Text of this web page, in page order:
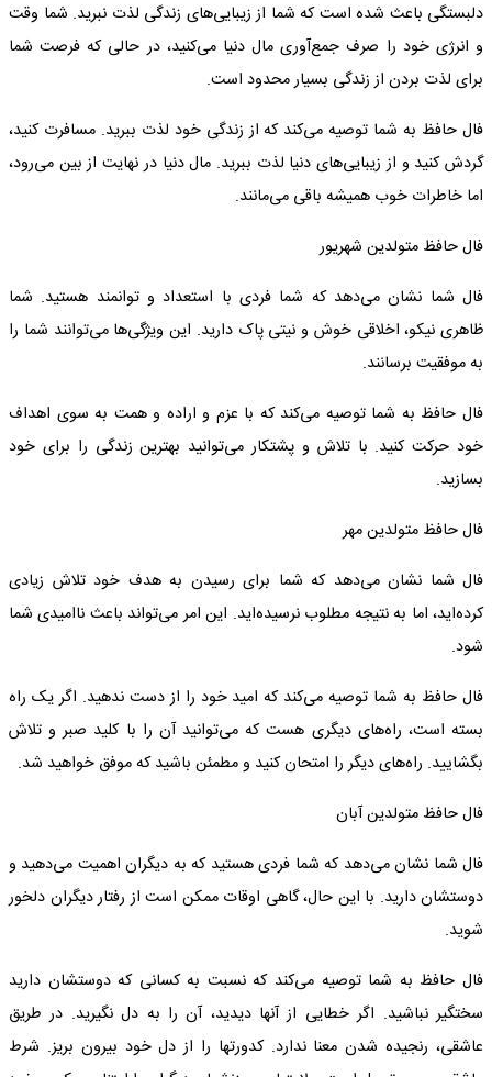
دلبستگی باعث شده است که شما از زیبایی‌های زندگی لذت نبرید. شما وقت
و انرژی خود را صرف جمع‌آوری مال دنیا می‌کنید، در حالی که فرصت شما
برای لذت بردن از زندگی بسیار محدود است.
فال حافظ به شما توصیه می‌کند که از زندگی خود لذت ببرید. مسافرت کنید،
گردش کنید و از زیبایی‌های دنیا لذت ببرید. مال دنیا در نهایت از بین می‌رود،
اما خاطرات خوب همیشه باقی می‌مانند.
فال حافظ متولدین شهریور
فال شما نشان می‌دهد که شما فردی با استعداد و توانمند هستید. شما
ظاهری نیکو، اخلاقی خوش و نیتی پاک دارید. این ویژگی‌ها می‌توانند شما را
به موفقیت برسانند.
فال حافظ به شما توصیه می‌کند که با عزم و اراده و همت به سوی اهداف
خود حرکت کنید. با تلاش و پشتکار می‌توانید بهترین زندگی را برای خود
بسازید.
فال حافظ متولدین مهر
فال شما نشان می‌دهد که شما برای رسیدن به هدف خود تلاش زیادی
کرده‌اید، اما به نتیجه مطلوب نرسیده‌اید. این امر می‌تواند باعث ناامیدی شما
شود.
فال حافظ به شما توصیه می‌کند که امید خود را از دست ندهید. اگر یک راه
بسته است، راه‌های دیگری هست که می‌توانید آن را با کلید صبر و تلاش
بگشایید. راه‌های دیگر را امتحان کنید و مطمئن باشید که موفق خواهید شد.
فال حافظ متولدین آبان
فال شما نشان می‌دهد که شما فردی هستید که به دیگران اهمیت می‌دهید و
دوستشان دارید. با این حال، گاهی اوقات ممکن است از رفتار دیگران دلخور
شوید.
فال حافظ به شما توصیه می‌کند که نسبت به کسانی که دوستشان دارید
سختگیر نباشید. اگر خطایی از آنها دیدید، آن را به دل نگیرید. در طریق
عاشقی، رنجیده شدن معنا ندارد. کدورتها را از دل خود بیرون بریز. شرط